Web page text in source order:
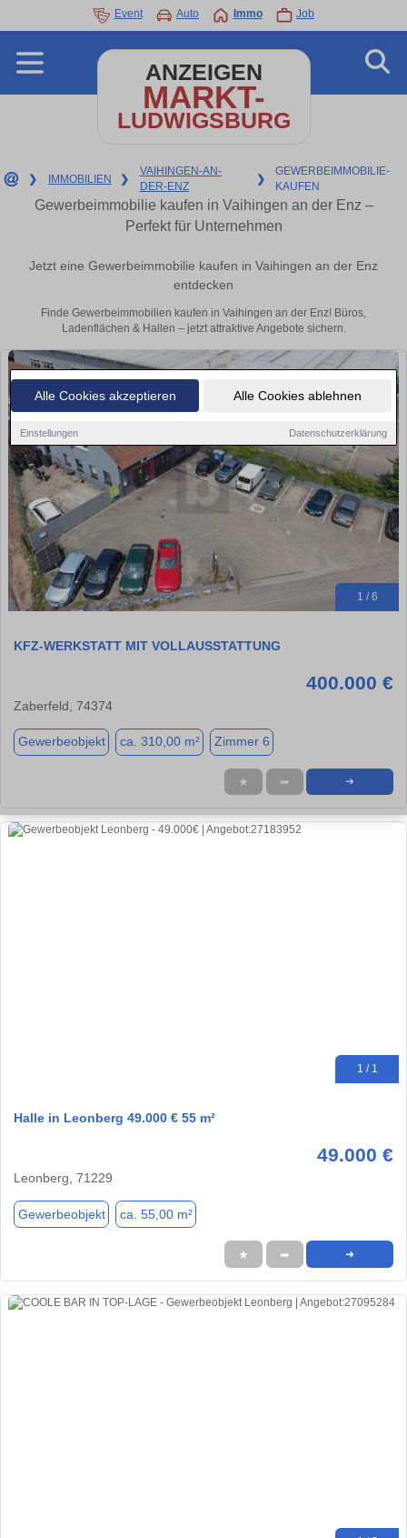
Alle Cookies akzeptieren Alle Cookies ablehnen
Einstellungen Datenschutzerklärung
Event Auto Immo Job
ANZEIGEN
MARKT-
LUDWIGSBURG
❯ IMMOBILIEN ❯
VAIHINGEN-AN-
DER-ENZ
❯
GEWERBEIMMOBILIE-
KAUFEN
Gewerbeimmobilie kaufen in Vaihingen an der Enz –
Perfekt für Unternehmen
Jetzt eine Gewerbeimmobilie kaufen in Vaihingen an der Enz
entdecken
Finde Gewerbeimmobilien kaufen in Vaihingen an der Enz! Büros,
Ladenflächen & Hallen – jetzt attraktive Angebote sichern.
1 / 6
KFZ-WERKSTATT MIT VOLLAUSSTATTUNG
400.000 €
Zaberfeld, 74374
Gewerbeobjekt ca. 310,00 m² Zimmer 6
★ ➦ ➜
1 / 1
Halle in Leonberg 49.000 € 55 m²
49.000 €
Leonberg, 71229
Gewerbeobjekt ca. 55,00 m²
★ ➦ ➜